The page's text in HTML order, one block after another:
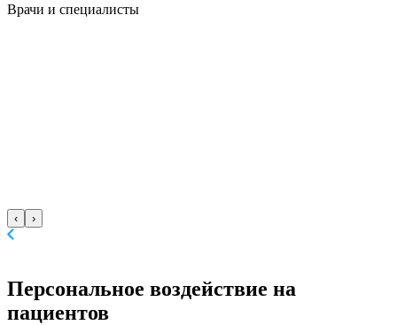
Врачи и специалисты
‹ ›
Персональное воздействие на
пациентов